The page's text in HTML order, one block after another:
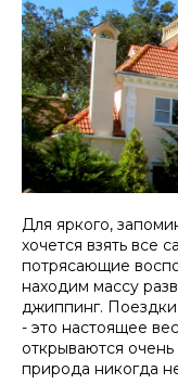
Для яркого,
хочется взять все
потрясающие
находим массу
джиппинг.
- это настоящее
открываются
природа никогда